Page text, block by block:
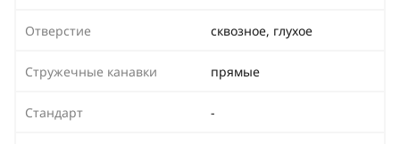
Отверстие сквозное, глухое
Стружечные канавки прямые
Стандарт -